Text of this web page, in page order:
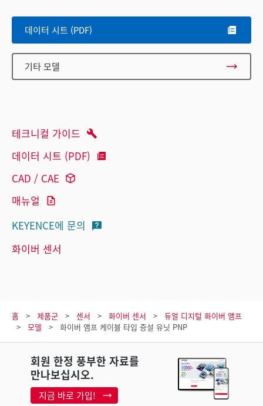
데이터 시트 (PDF)
기타 모델
테크니컬 가이드
데이터 시트 (PDF)
CAD / CAE
매뉴얼
KEYENCE에 문의
화이버 센서
홈 제품군 센서 화이버 센서
듀얼 디지털 화이버 앰프
모델
화이버 앰프 케이블 타입 증설 유닛 PNP
회원 한정 풍부한 자료를
만나보십시오.
지금 바로 가입!